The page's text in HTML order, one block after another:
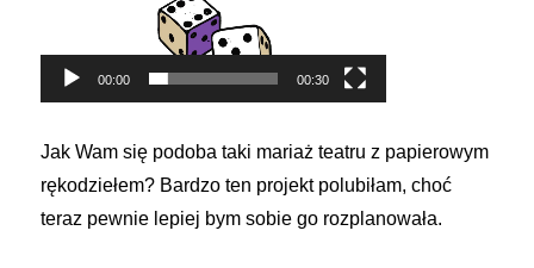
00:00 00:30
Jak Wam się podoba taki mariaż teatru z papierowym
rękodziełem? Bardzo ten projekt polubiłam, choć
teraz pewnie lepiej bym sobie go rozplanowała.